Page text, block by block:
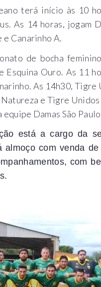
terá início às 10
As 14 horas, jogam
e Canarinho A.
de bocha
Esquina Ouro. As 11
As 14h30,
e Tigre
equipe Damas São
está a cargo da
almoço com venda
com